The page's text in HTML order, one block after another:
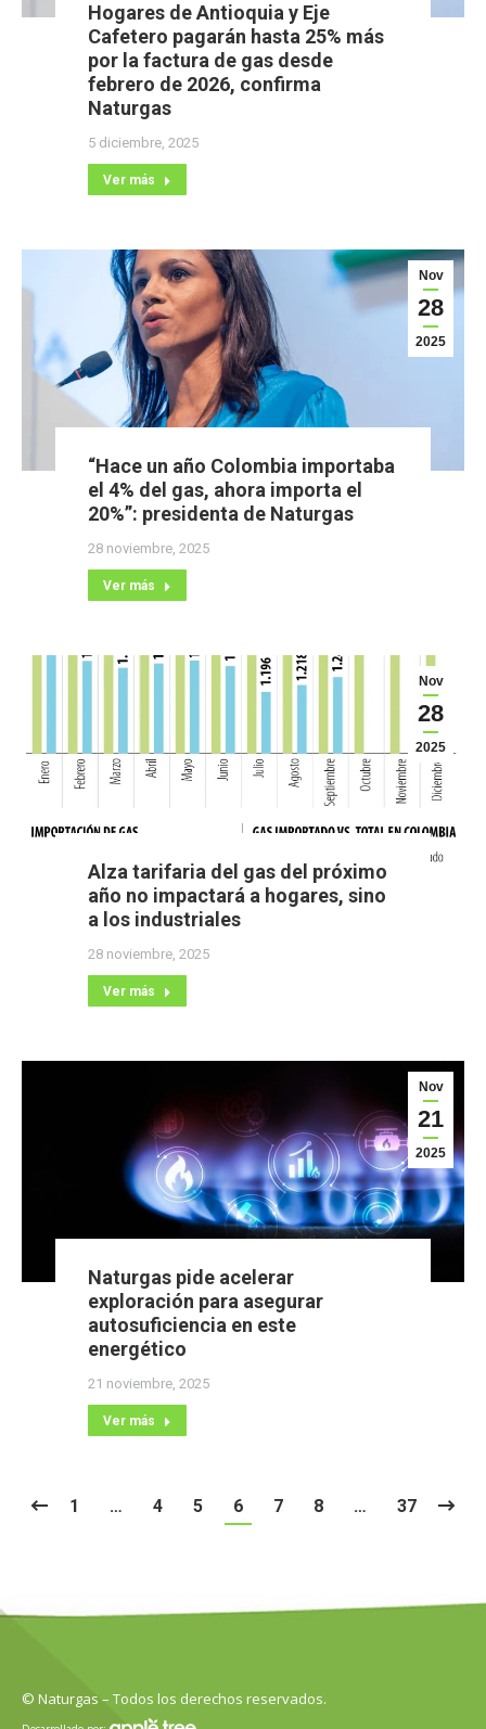
Hogares de Antioquia y Eje
Cafetero pagarán hasta 25% más
por la factura de gas desde
febrero de 2026, confirma
Naturgas
5 diciembre, 2025
Ver más
Nov
28
2025
“Hace un año Colombia importaba
el 4% del gas, ahora importa el
20%”: presidenta de Naturgas
28 noviembre, 2025
Ver más
Nov
28
2025
Alza tarifaria del gas del próximo
año no impactará a hogares, sino
a los industriales
28 noviembre, 2025
Ver más
Nov
21
2025
Naturgas pide acelerar
exploración para asegurar
autosuficiencia en este
energético
21 noviembre, 2025
Ver más
1 … 4 5 6 7 8 … 37
© Naturgas – Todos los derechos reservados.